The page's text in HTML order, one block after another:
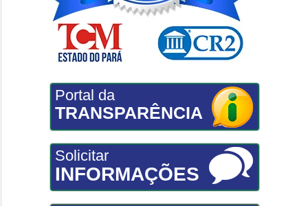
Portal da
TRANSPARÊNCIA
Solicitar
INFORMAÇÕES